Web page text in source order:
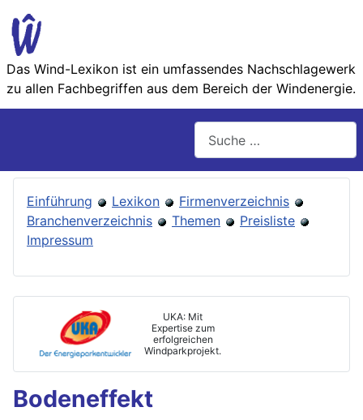
Das Wind-Lexikon ist ein umfassendes Nachschlage­werk
zu allen Fachbegriffen aus dem Bereich der Wind­energie.
Einführung Lexikon
Firmenverzeichnis
Branchenverzeichnis
Themen
Preisliste
Impressum
UKA: Mit
Expertise zum
erfolgreichen
Windparkprojekt.
Bodeneffekt